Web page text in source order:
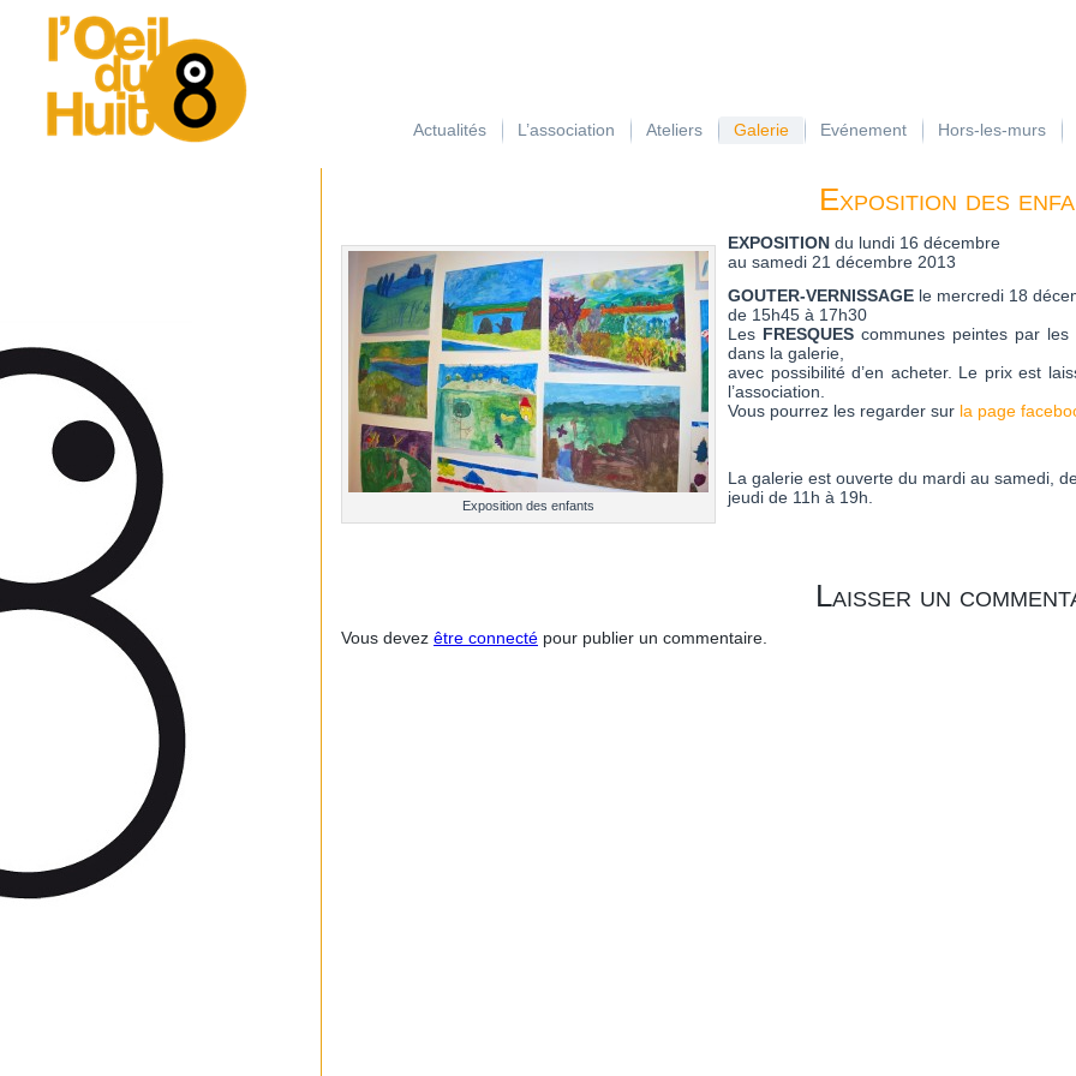
Actualités L’association Ateliers Galerie Evénement Hors-les-murs
Exposition des
Exposition des enfants
EXPOSITION du lundi 16 décembre
au samedi 21 décembre 2013
GOUTER-VERNISSAGE le mercredi 18
de 15h45 à 17h30
Les FRESQUES communes peintes par
dans la galerie,
avec possibilité d’en acheter. Le prix est
l’association.
Vous pourrez les regarder sur la page
La galerie est ouverte du mardi au samedi,
jeudi de 11h à 19h.
Laisser un
Vous devez être connecté pour publier un commentaire.